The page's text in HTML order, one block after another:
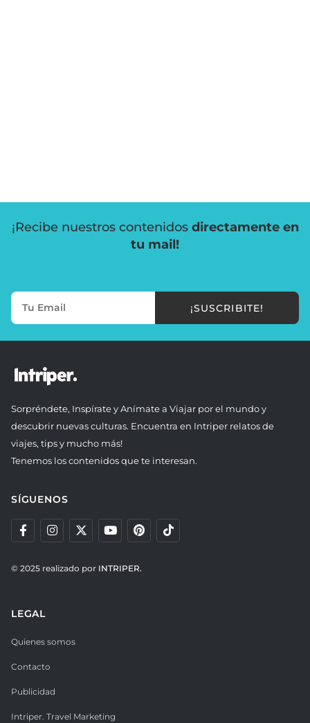
¡Recibe nuestros contenidos directamente en
tu mail!
¡SUSCRIBITE!
Sorpréndete, Inspírate y Anímate a Viajar por el mundo y
descubrir nuevas culturas. Encuentra en Intriper relatos de
viajes, tips y mucho más!
Tenemos los contenidos que te interesan.
SÍGUENOS
© 2025 realizado por INTRIPER.
LEGAL
Quienes somos
Contacto
Publicidad
Intriper. Travel Marketing